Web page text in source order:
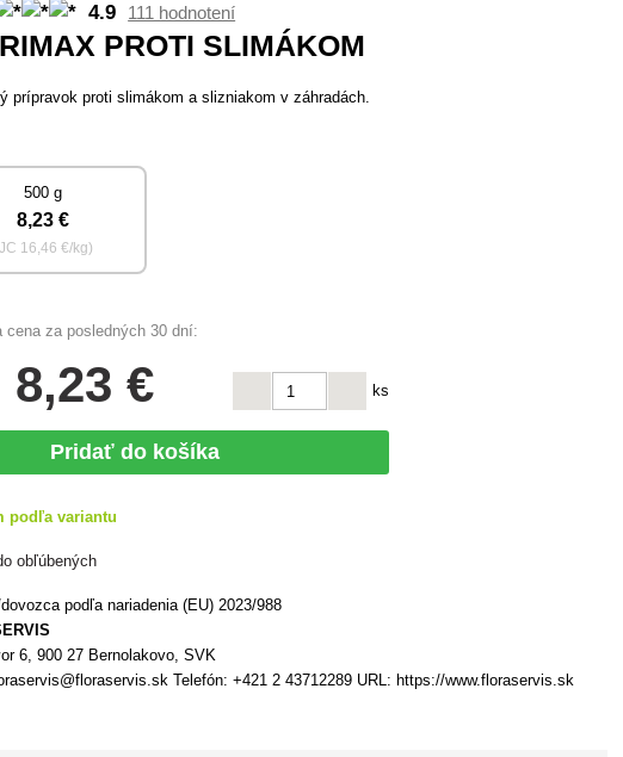
4.9 111 hodnotení
PROTI SLIMÁKOM
prípravok proti slimákom a slizniakom v záhradách.
500 g
8,23 €
16,46 €/kg)
cena za posledných 30 dní:
8,23 € ks
Pridať do košíka
podľa variantu
obľúbených
podľa nariadenia (EU) 2023/988
6, 900 27 Bernolakovo, SVK
Telefón: +421 2 43712289 URL: https://www.floraservis.sk